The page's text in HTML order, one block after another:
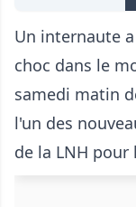
Un internaute
choc dans le
samedi matin
l'un des
de la LNH pour